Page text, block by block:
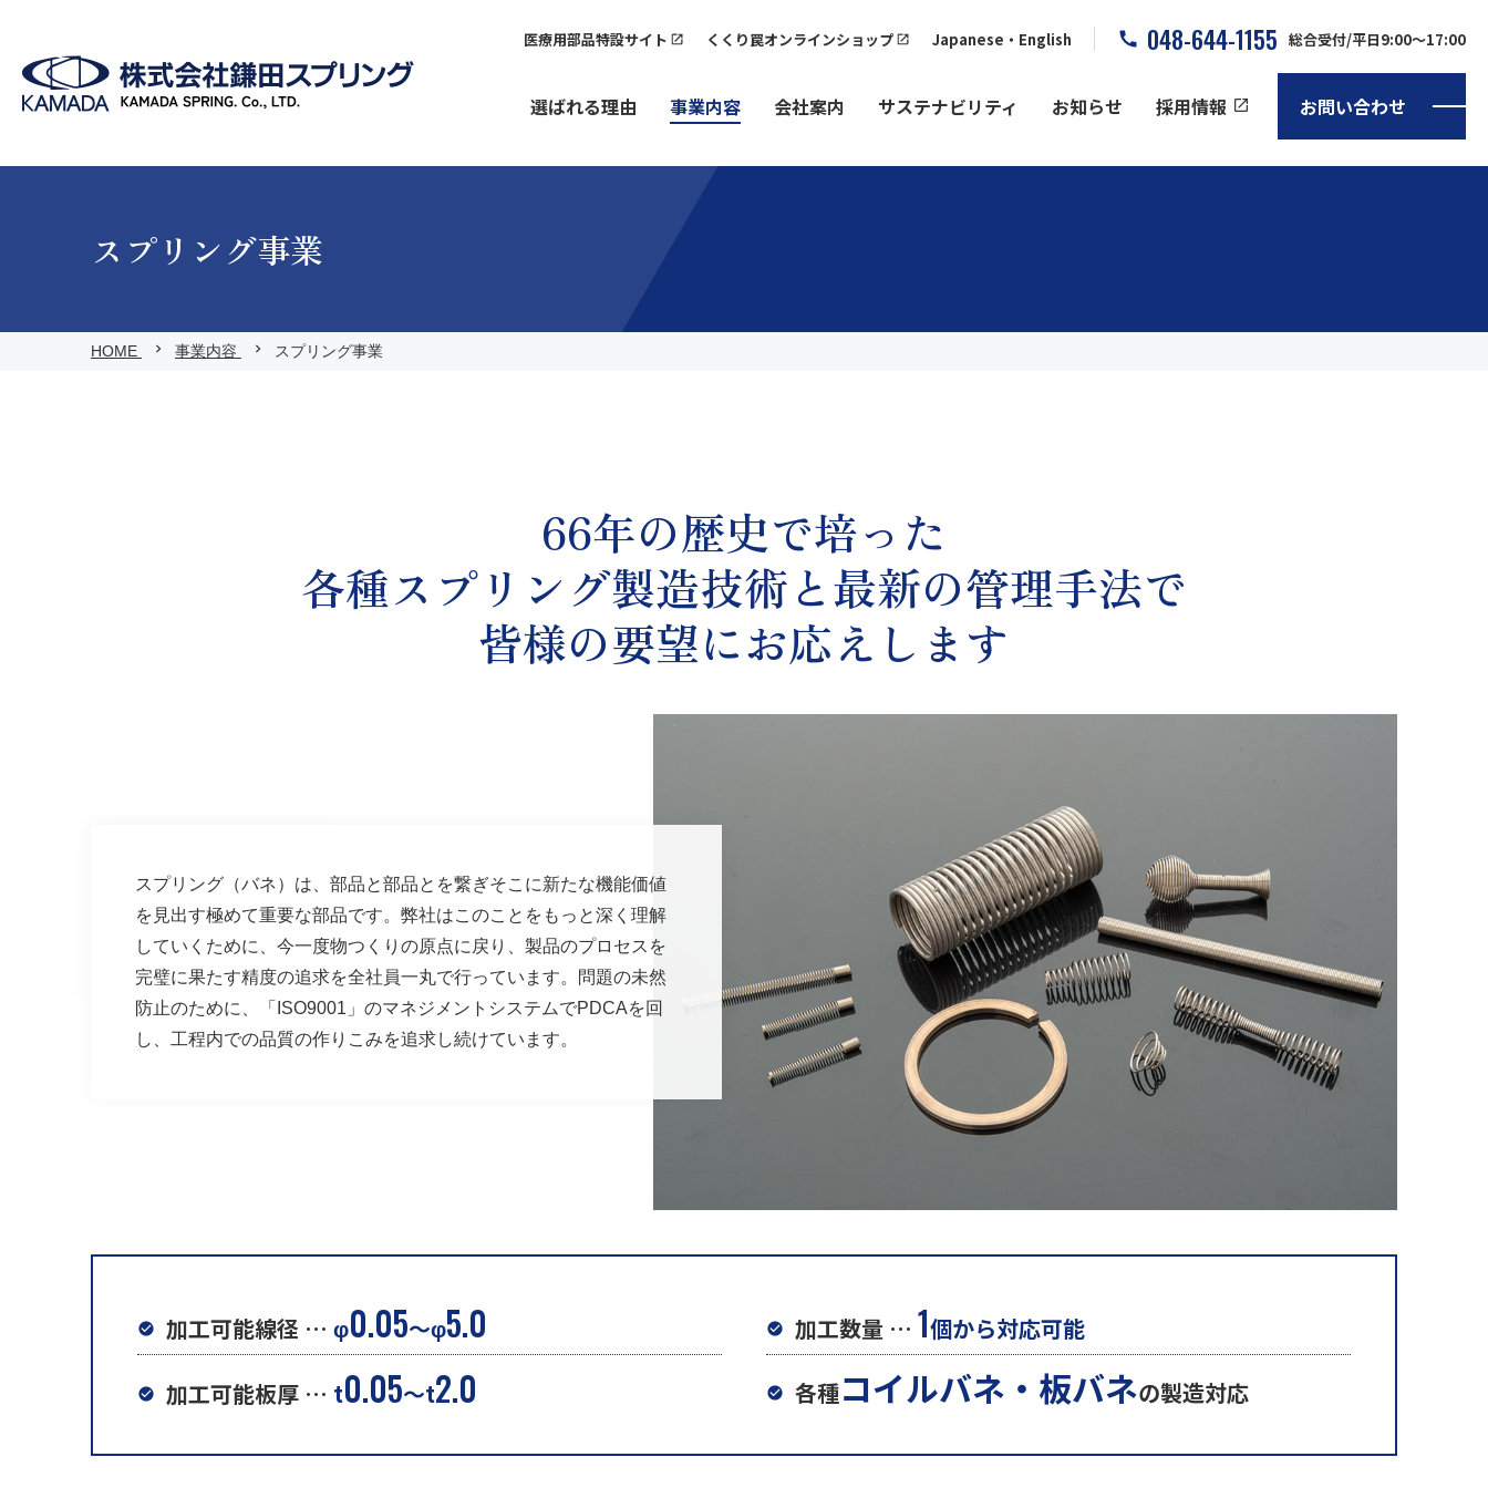
医療用部品特設サイト くくり罠オンラインショップ Japanese English 048-644-1155 総合受付/平日9:00～17:00
選ばれる理由 事業内容 会社案内 サステナビリティ お知らせ 採用情報 お問い合わせ
スプリング事業
HOME 事業内容 スプリング事業
66年の歴史で培った
各種スプリング製造技術と最新の管理手法で
皆様の要望にお応えします
スプリング（バネ）は、部品と部品とを繋ぎそこに新たな機能価値
を見出す極めて重要な部品です。弊社はこのことをもっと深く理解
していくために、今一度物つくりの原点に戻り、製品のプロセスを
完璧に果たす精度の追求を全社員一丸で行っています。問題の未然
防止のために、「ISO9001」のマネジメントシステムでPDCAを回
し、工程内での品質の作りこみを追求し続けています。
加工可能線径 … φ0.05～φ5.0
加工可能板厚 … t0.05～t2.0
加工数量 … 1個から対応可能
各種コイルバネ・板バネの製造対応